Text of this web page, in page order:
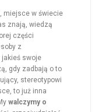
miejsce w świecie
znają, wiedzą
części
z
jakieś swoje
gdy zadbają o to
stereotypowi
to już inna
walczymy o